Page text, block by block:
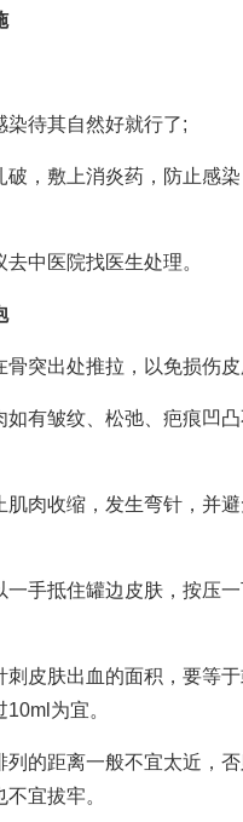
待其自然好就行了;
，敷上消炎药，防止感染
中医院找医生处理。
突出处推拉，以免损伤皮
有皱纹、松弛、疤痕凹凸
肉收缩，发生弯针，并避
手抵住罐边皮肤，按压一
皮肤出血的面积，要等于
为宜。
的距离一般不宜太近，否
宜拔牢。